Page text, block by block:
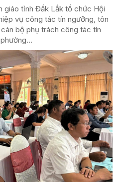
giáo tỉnh Đắk Lắk tổ chức Hội
vụ công tác tín ngưỡng, tôn
bộ phụ trách công tác tín